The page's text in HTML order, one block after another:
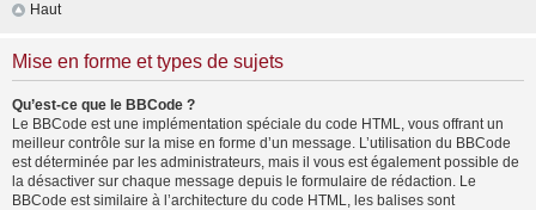
Haut
Mise en forme et types de sujets
Qu’est-ce que le BBCode ?
Le BBCode est une implémentation spéciale du code HTML, vous offrant un
meilleur contrôle sur la mise en forme d’un message. L’utilisation du BBCode
est déterminée par les administrateurs, mais il vous est également possible de
la désactiver sur chaque message depuis le formulaire de rédaction. Le
BBCode est similaire à l’architecture du code HTML, les balises sont